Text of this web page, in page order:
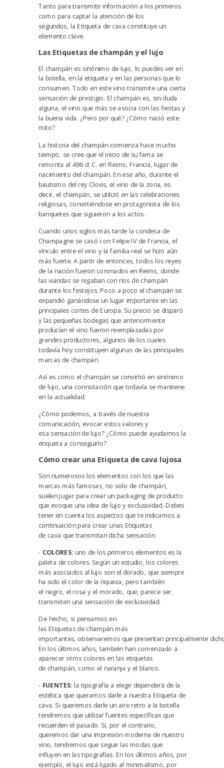
Tanto para transmitir información a los primeros
como para captar la atención de los
segundos, la Etiqueta de cava constituye un
elemento clave.
Las Etiquetas de champán y el lujo
El champán es sinónimo de lujo , lo puedes ver en
la botella, en la etiqueta y en las personas que lo
consumen. Todo en este vino transmite una cierta
sensación de prestigio. El champán es, sin duda
alguna, el vino que más se asocia con las fiestas y
la buena vida. ¿Pero por qué? ¿Cómo nació este
mito?
La historia del champán comienza hace mucho
tiempo, se cree que el inicio de su fama se
remonta al 496 d. C. en Reims, Francia, lugar de
nacimiento del champán. En ese año, durante el
bautismo del rey Clovis, el vino de la zona, es
decir, el champán, se utilizó en las celebraciones
religiosas, convirtiéndose en protagonista de los
banquetes que siguieron a los actos.
Cuando unos siglos más tarde la condesa de
Champagne se casó con Felipe IV de Francia, el
vínculo entre el vino y la familia real se hizo aún
más fuerte. A partir de entonces, todos los reyes
de la nación fueron coronados en Reims, donde
las viandas se regaban con ríos de champán
durante los festejos. Poco a poco el champán se
expandió ganándose un lugar importante en las
principales cortes de Europa. Su precio se disparó
y las pequeñas bodegas que anteriormente
producían el vino fueron reemplazadas por
grandes productores, algunos de los cuales
todavía hoy constituyen algunas de las principales
marcas de champán.
Así es como el champán se convirtió en sinónimo
de lujo, una connotación que todavía se mantiene
en la actualidad.
¿Cómo podemos, a través de nuestra
comunicación, evocar estos valores y
esa sensación de lujo? ¿Cómo puede ayudarnos la
etiqueta a conseguirlo?
Cómo crear una Etiqueta de cava lujosa
Son numerosos los elementos con los que las
marcas más famosas, no solo de champán,
suelen jugar para crear un packaging de producto
que evoque una idea de lujo y exclusividad. Debes
tener en cuenta los aspectos que te indicamos a
continuación para crear unas Etiquetas
de cava que transmitan dicha sensación.
- COLORES: uno de los primeros elementos es la
paleta de colores. Según un estudio, los colores
más asociados al lujo son el dorado , que siempre
ha sido el color de la riqueza, pero también
el negro, elrosa y el morado, que, parece ser,
transmiten una sensación de exclusividad.
De hecho, si pensamos en
las Etiquetas de champán más
importantes, observaremos que presentan principalmente
En los últimos años, también han comenzado a
aparecer otros colores en las etiquetas
de champán, como el naranja y el blanco.
- FUENTES: la tipografía a elegir dependerá de la
estética que queramos darle a nuestra Etiqueta de
cava. Si queremos darle un aire retro a la botella
tendremos que utilizarfuentes específicas que
recuerden el pasado. Si, por el contrario,
queremos dar una impresión moderna de nuestro
vino, tendremos que seguir las modas que
influyen en las tipografías. En los últimos años, por
ejemplo, ellujo está ligado al minimalismo , por